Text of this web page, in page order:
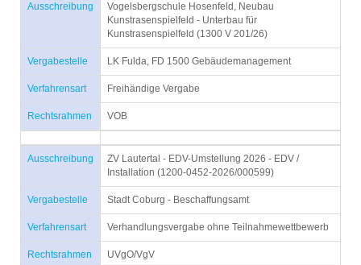
Ausschreibung
Vogelsbergschule Hosenfeld, Neubau
Kunstrasenspielfeld - Unterbau für
Kunstrasenspielfeld (1300 V 201/26)
Vergabestelle LK Fulda, FD 1500 Gebäudemanagement
Verfahrensart Freihändige Vergabe
Rechtsrahmen VOB
Ausschreibung
ZV Lautertal - EDV-Umstellung 2026 - EDV /
Installation (1200-0452-2026/000599)
Vergabestelle Stadt Coburg - Beschaffungsamt
Verfahrensart Verhandlungsvergabe ohne Teilnahmewettbewerb
Rechtsrahmen UVgO/VgV